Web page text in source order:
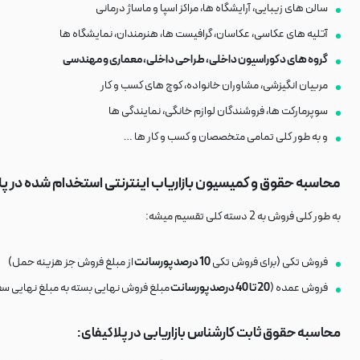
سالن های زیبایی، آرایشگاه ها، مراکز اسپا و ماساژ درمانی
آتلیه های عکاسی، عکاسان، گرافیست ها، هنرمندان، نمایشگاه ها
گروه های دکوراسیون داخلی، طراحی داخلی، معماری و مهندسی
مربیان انگیزشی، مشاوران خانواده، کوچ های کسب و کار
سوپرمارکت ها، فروشندگان لوازم خانگی، نمایندگی ها
و به طور کلی تمامی متخصصان و کسب و کار ها …
محاسبه حقوق و کمیسیون بازاریاب اینترنتی استخدام شده در
به طور کلی فروش به 2 دسته کلی تقسیم میشه:
فروش تکی (برای فروش تکی10 درصد پورسانت
از مبلغ فروش جز هزینه حمل)
فروش عمده (20 تا 40 درصد پورسانت مبلغ فروش نهایی بسته به مبلغ نهایی
محاسبه حقوق ثابت کارشناس بازاریابی در پلاکیفای: